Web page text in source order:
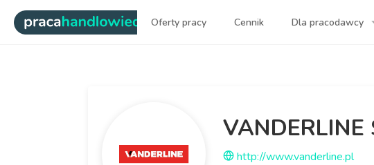
| Najlepsi ludzie sprzedaży dla Twojej firmy!
Oferty pracy Cennik Dla pracodawcy
VANDERLINE
http://www.vanderline.pl